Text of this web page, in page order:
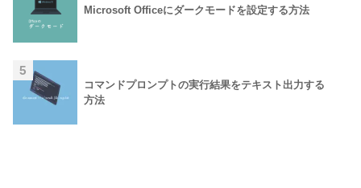
Microsoft Officeにダークモードを設定する方法
5
コマンドプロンプトの実行結果をテキスト出力する
方法